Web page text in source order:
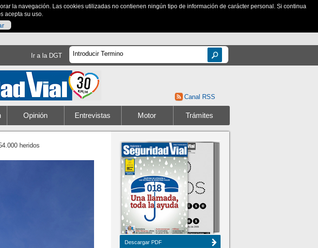
la navegación. Las cookies utilizadas no contienen ningún tipo de información de carácter personal. Si continua
acepta su uso.
Ir a la DGT
Canal RSS
Opinión Entrevistas Motor Trámites
heridos
Descargar PDF